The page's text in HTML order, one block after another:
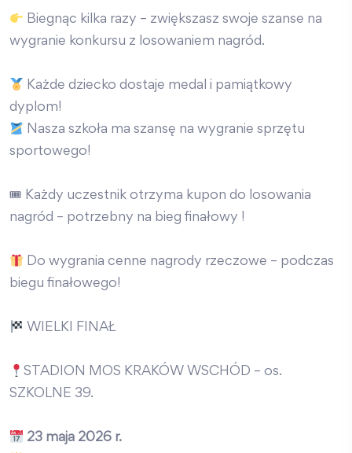
Biegnąc kilka razy – zwiększasz swoje szanse na
wygranie konkursu z losowaniem nagród.
Każde dziecko dostaje medal i pamiątkowy
dyplom!
Nasza szkoła ma szansę na wygranie sprzętu
sportowego!
🎟 Każdy uczestnik otrzyma kupon do losowania
nagród – potrzebny na bieg finałowy !
Do wygrania cenne nagrody rzeczowe – podczas
biegu finałowego!
WIELKI FINAŁ
STADION MOS KRAKÓW WSCHÓD – os.
SZKOLNE 39.
23 maja 2026 r.